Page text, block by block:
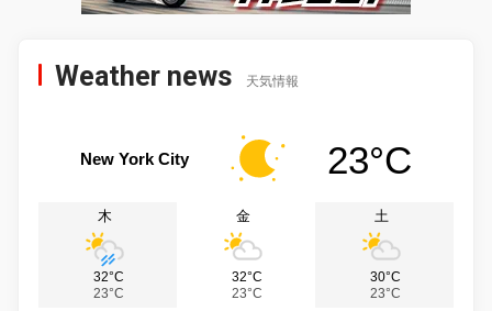
Weather news 天気情報
New York City 23°C
木
32°C
23°C
金
32°C
23°C
土
30°C
23°C